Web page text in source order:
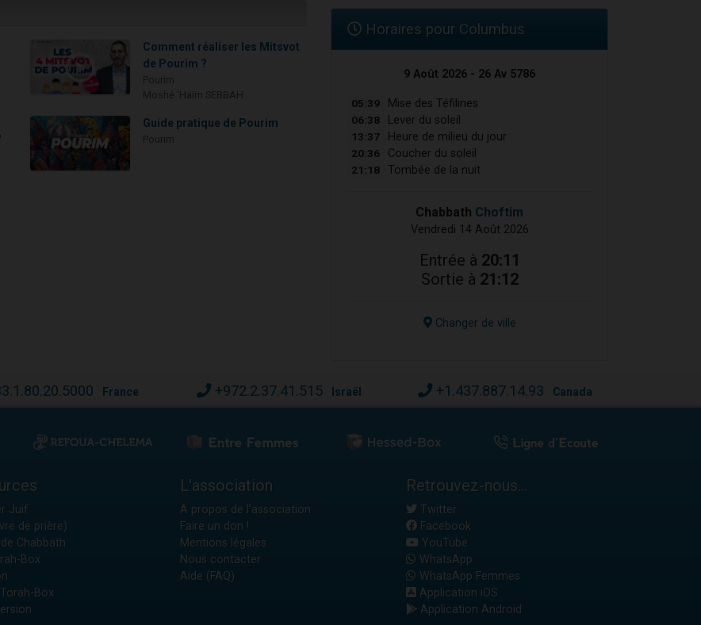
Comment réaliser les Mitsvot
de Pourim ?
Guide pratique de Pourim
Horaires pour Columbus
9 Août 2026 - 26 Av 5786
05:39 Mise des Téfilines
06:38 Lever du soleil
13:37 Heure de milieu du jour
20:36 Coucher du soleil
21:18 Tombée de la nuit
Chabbath Choftim
Vendredi 14 Août 2026
Entrée à 20:11
Sortie à 21:12
Changer de ville
France +972.2.37.41.515 Israël +1.437.887.14.93 Canada
Juif
de prière)
Chabbath
Box
Box
L'association
A propos de l'association
Faire un don !
Mentions légales
Nous contacter
Aide (FAQ)
Retrouvez-nous...
Twitter
Facebook
YouTube
WhatsApp
WhatsApp Femmes
Application iOS
Application Android